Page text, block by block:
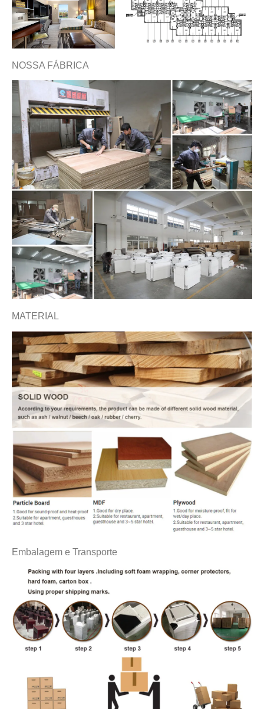
NOSSA FÁBRICA
MATERIAL
Embalagem e Transporte